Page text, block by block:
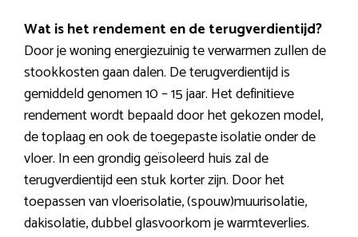
Wat is het rendement en de terugverdientijd?
Door je woning energiezuinig te verwarmen zullen de
stookkosten gaan dalen. De terugverdientijd is
gemiddeld genomen 10 – 15 jaar. Het definitieve
rendement wordt bepaald door het gekozen model,
de toplaag en ook de toegepaste isolatie onder de
vloer. In een grondig geïsoleerd huis zal de
terugverdientijd een stuk korter zijn. Door het
toepassen van vloerisolatie, (spouw)muurisolatie,
dakisolatie, dubbel glasvoorkom je warmteverlies.